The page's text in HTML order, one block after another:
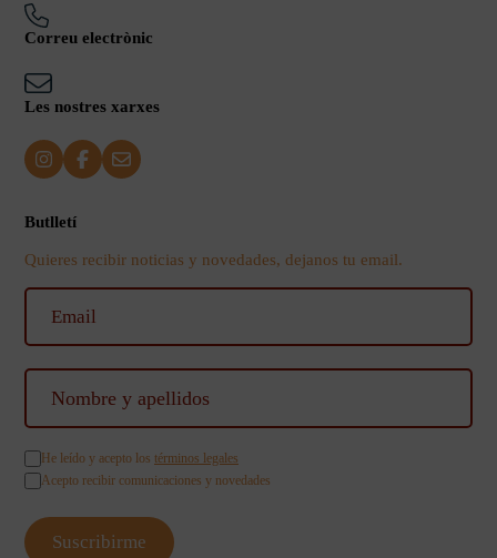
Correu electrònic
Les nostres xarxes
Butlletí
Quieres recibir noticias y novedades, dejanos tu email.
He leído y acepto los términos legales
Acepto recibir comunicaciones y novedades